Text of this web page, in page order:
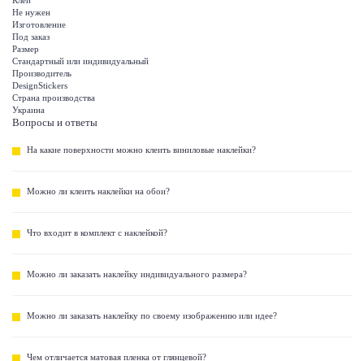
Не нужен
Изготовление
Под заказ
Размер
Стандартный или индивидуальный
Производитель
DesignStickers
Страна производства
Украина
Вопросы и ответы
На какие поверхности можно клеить виниловые наклейки?
Можно ли клеить наклейки на обои?
Что входит в комплект с наклейкой?
Можно ли заказать наклейку индивидуального размера?
Можно ли заказать наклейку по своему изображению или идее?
Чем отличается матовая пленка от глянцевой?